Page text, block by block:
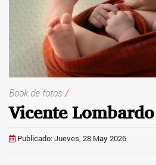
Book de fotos /
Vicente
Publicado: Jueves, 28 May 2026